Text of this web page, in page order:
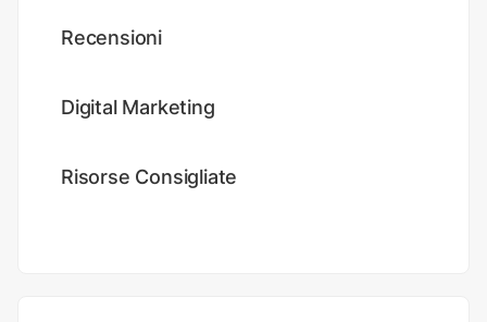
Recensioni
Digital Marketing
Risorse Consigliate